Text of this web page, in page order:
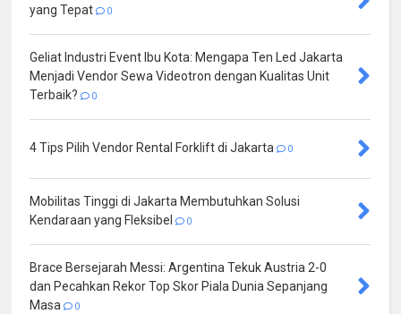
yang Tepat
0
Geliat Industri Event Ibu Kota: Mengapa Ten Led Jakarta
Menjadi Vendor Sewa Videotron dengan Kualitas Unit
Terbaik?
0
4 Tips Pilih Vendor Rental Forklift di Jakarta 0
Mobilitas Tinggi di Jakarta Membutuhkan Solusi
Kendaraan yang Fleksibel
0
Brace Bersejarah Messi: Argentina Tekuk Austria 2-0
dan Pecahkan Rekor Top Skor Piala Dunia Sepanjang
Masa
0